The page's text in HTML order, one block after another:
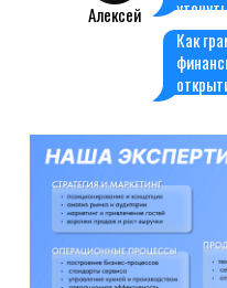
Алексей
Как